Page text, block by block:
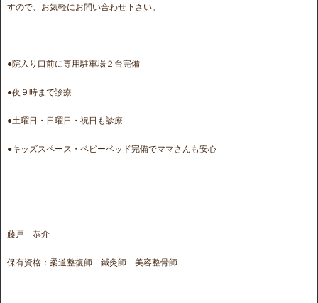
すので、お気軽にお問い合わせ下さい。
●院入り口前に専用駐車場２台完備
●夜９時まで診療
●土曜日・日曜日・祝日も診療
●キッズスペース・ベビーベッド完備でママさんも安心
藤戸 恭介
保有資格：柔道整復師 鍼灸師 美容整骨師